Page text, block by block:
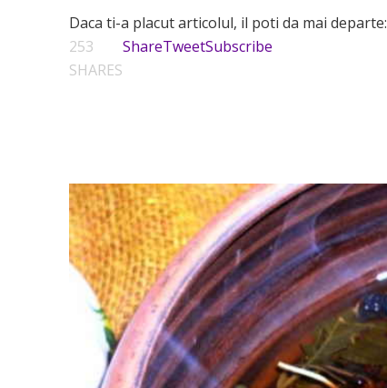
Daca ti-a placut articolul, il poti da mai departe:
253
SHARES
ShareTweetSubscribe